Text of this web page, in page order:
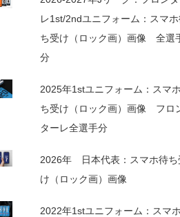
レ1st/2ndユニフォーム：スマ
ち受け（ロック画）画像 全選
分
2025年1stユニフォーム：スマ
ち受け（ロック画）画像 フロ
ターレ全選手分
2026年 日本代表：スマホ待ち
け（ロック画）画像
2022年1stユニフォーム：スマ